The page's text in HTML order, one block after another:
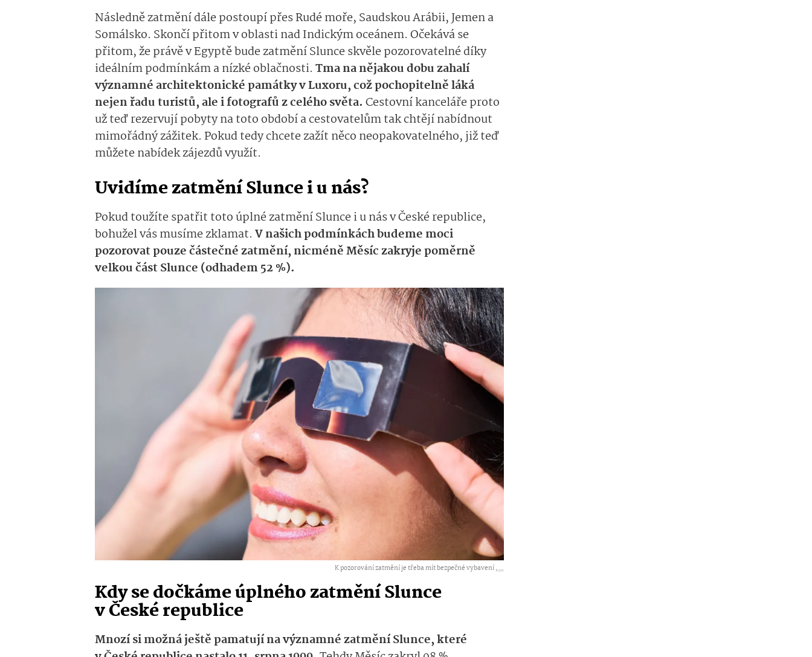
Následně zatmění dále postoupí přes Rudé moře, Saudskou Arábii, Jemen a
Somálsko. Skončí přitom v oblasti nad Indickým oceánem. Očekává se
přitom, že právě v Egyptě bude zatmění Slunce skvěle pozorovatelné díky
ideálním podmínkám a nízké oblačnosti. Tma na nějakou dobu zahalí
významné architektonické památky v Luxoru, což pochopitelně láká
nejen řadu turistů, ale i fotografů z celého světa. Cestovní kanceláře proto
už teď rezervují pobyty na toto období a cestovatelům tak chtějí nabídnout
mimořádný zážitek. Pokud tedy chcete zažít něco neopakovatelného, již teď
můžete nabídek zájezdů využít.
Uvidíme zatmění Slunce i u nás?
Pokud toužíte spatřit toto úplné zatmění Slunce i u nás v České republice,
bohužel vás musíme zklamat. V našich podmínkách budeme moci
pozorovat pouze částečné zatmění, nicméně Měsíc zakryje poměrně
velkou část Slunce (odhadem 52 %).
K pozorování zatmění je třeba mít bezpečné vybavení ,...
Kdy se dočkáme úplného zatmění Slunce
v České republice
Mnozí si možná ještě pamatují na významné zatmění Slunce, které